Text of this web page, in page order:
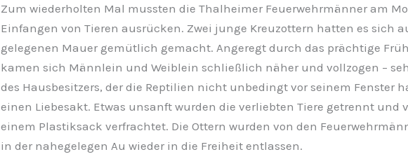
Zum wiederholten Mal mussten die Thalheimer Feuerwehrmänner am
Einfangen von Tieren ausrücken. Zwei junge Kreuzottern hatten es sich
gelegenen Mauer gemütlich gemacht. Angeregt durch das prächtige
kamen sich Männlein und Weiblein schließlich näher und vollzogen –
des Hausbesitzers, der die Reptilien nicht unbedingt vor seinem Fenster
einen Liebesakt. Etwas unsanft wurden die verliebten Tiere getrennt und
einem Plastiksack verfrachtet. Die Ottern wurden von den
in der nahegelegen Au wieder in die Freiheit entlassen.